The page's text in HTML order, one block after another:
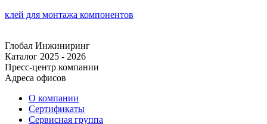
клей для монтажа компонентов
Глобал Инжиниринг
Каталог 2025 - 2026
Пресс-центр компании
Адреса офисов
О компании
Сертификаты
Сервисная группа